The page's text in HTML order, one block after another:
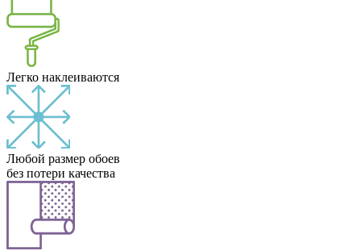
Легко наклеиваются
Любой размер обоев
без потери качества